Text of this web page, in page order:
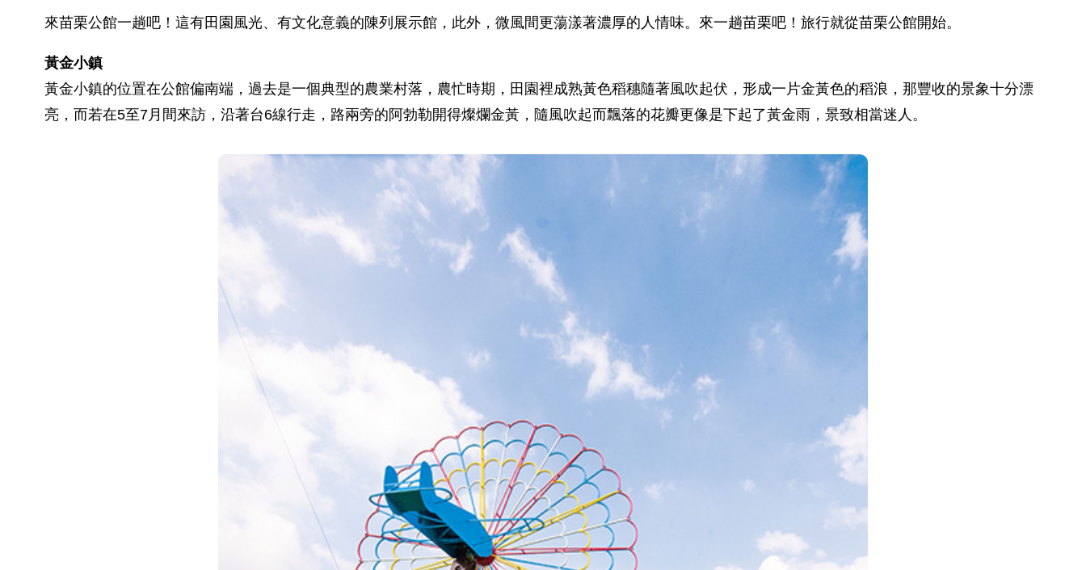
來苗栗公館一趟吧！這有田園風光、有文化意義的陳列展示館，此外，微風間更蕩漾著濃厚的人情味。來一趟苗栗吧！旅行就從苗栗公館開始。
黃金小鎮
黃金小鎮的位置在公館偏南端，過去是一個典型的農業村落，農忙時期，田園裡成熟黃色稻穗隨著風吹起伏，形成一片金黃色的稻浪，那豐收的景象十分漂
亮，而若在5至7月間來訪，沿著台6線行走，路兩旁的阿勃勒開得燦爛金黃，隨風吹起而飄落的花瓣更像是下起了黃金雨，景致相當迷人。